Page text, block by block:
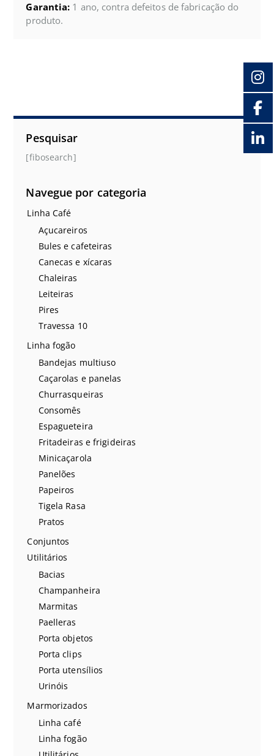
Garantia: 1 ano, contra defeitos de fabricação do
produto.
Pesquisar
[fibosearch]
Navegue por categoria
Linha Café
Açucareiros
Bules e cafeteiras
Canecas e xícaras
Chaleiras
Leiteiras
Pires
Travessa 10
Linha fogão
Bandejas multiuso
Caçarolas e panelas
Churrasqueiras
Consomês
Espagueteira
Fritadeiras e frigideiras
Minicaçarola
Panelões
Papeiros
Tigela Rasa
Pratos
Conjuntos
Utilitários
Bacias
Champanheira
Marmitas
Paelleras
Porta objetos
Porta clips
Porta utensílios
Urinóis
Marmorizados
Linha café
Linha fogão